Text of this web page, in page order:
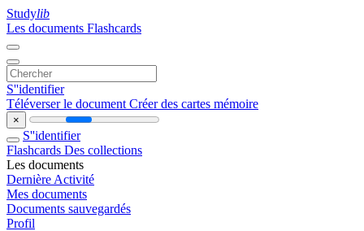
Studylib
Les documents Flashcards
S''identifier
Téléverser le document Créer des cartes mémoire
×
S''identifier
Flashcards Des collections
Les documents
Dernière Activité
Mes documents
Documents sauvegardés
Profil